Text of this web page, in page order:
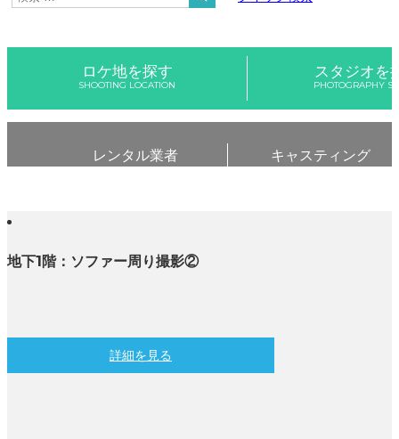
ロケ地を探す
SHOOTING LOCATION
スタジオを
PHOTOGRAPHY
レンタル業者 キャスティング
地下1階：ソファー周り撮影②
詳細を見る